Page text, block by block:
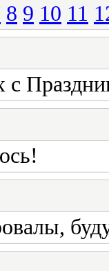
8 9 10 11
с